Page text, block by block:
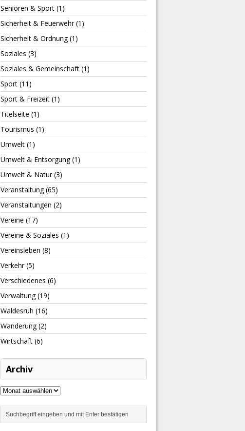
Senioren & Sport (1)
Sicherheit & Feuerwehr(1)
Sicherheit & Ordnung(1)
Soziales (3)
Soziales & Gemeinschaft (1)
Sport (11)
Sport & Freizeit (1)
Titelseite (1)
Tourismus (1)
Umwelt (1)
Umwelt & Entsorgung(1)
Umwelt & Natur(3)
Veranstaltung(65)
Veranstaltungen (2)
Vereine (17)
Vereine & Soziales (1)
Vereinsleben (8)
Verkehr(5)
Verschiedenes (6)
Verwaltung(19)
Waldesruh (16)
Wanderung(2)
Wirtschaft (6)
Archiv